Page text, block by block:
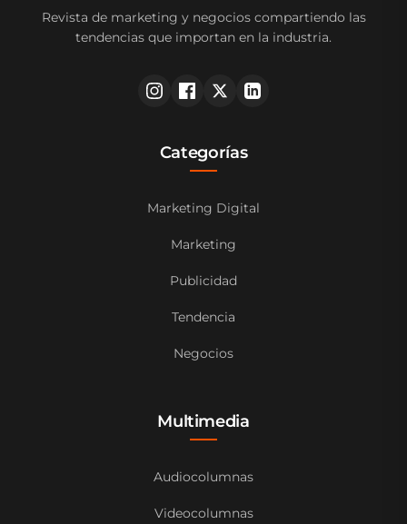
Revista de marketing y negocios compartiendo las
tendencias que importan en la industria.
Categorías
Marketing Digital
Marketing
Publicidad
Tendencia
Negocios
Multimedia
Audiocolumnas
Videocolumnas